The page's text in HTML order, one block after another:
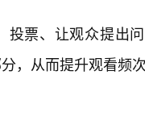
投票、让观众提出
，从而提升观看频